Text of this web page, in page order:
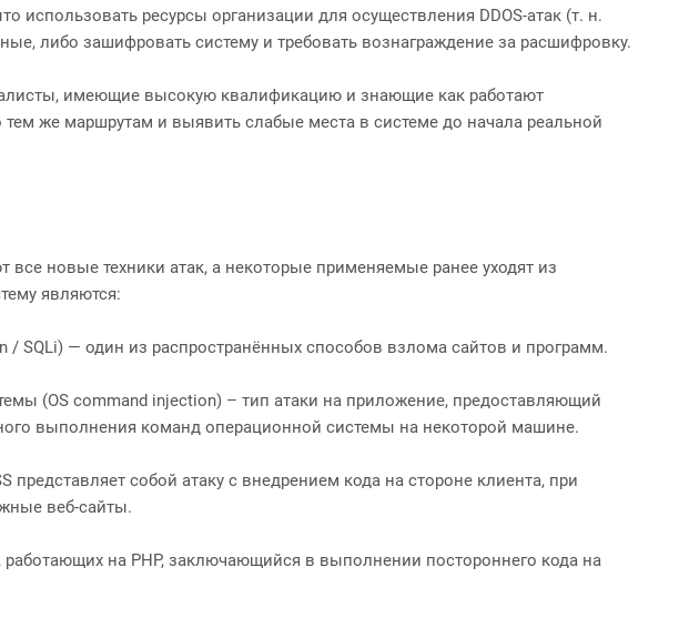
ресурсы организации для осуществления DDOS-атак (т. н.
либо зашифровать систему и требовать вознаграждение за расшифровку.
имеющие высокую квалификацию и знающие как работают
же маршрутам и выявить слабые места в системе до начала реальной
новые техники атак, а некоторые применяемые ранее уходят из
являются:
/ SQLi) — один из распространённых способов взлома сайтов и программ.
(OS command injection) – тип атаки на приложение, предоставляющий
выполнения команд операционной системы на некоторой машине.
представляет собой атаку с внедрением кода на стороне клиента, при
веб-сайты.
на PHP, заключающийся в выполнении постороннего кода на